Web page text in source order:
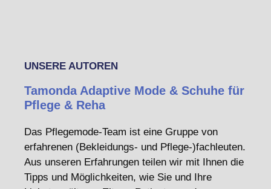
UNSERE AUTOREN
Tamonda Adaptive Mode & Schuhe für
Pflege & Reha
Das Pflegemode-Team ist eine Gruppe von
erfahrenen (Bekleidungs- und Pflege-)fachleuten.
Aus unseren Erfahrungen teilen wir mit Ihnen die
Tipps und Möglichkeiten, wie Sie und Ihre